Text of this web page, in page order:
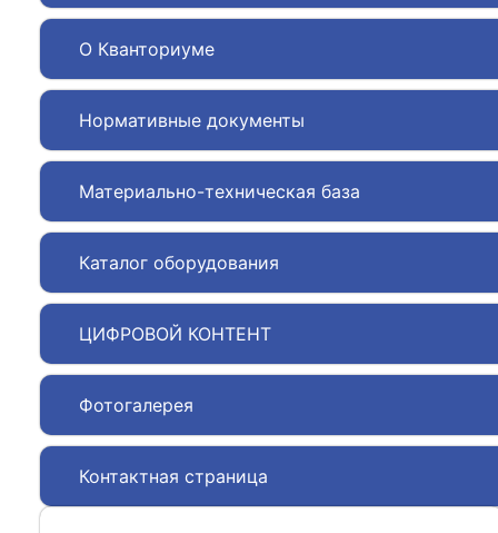
О Кванториуме
Нормативные документы
Материально-техническая база
Каталог оборудования
ЦИФРОВОЙ КОНТЕНТ
Фотогалерея
Контактная страница